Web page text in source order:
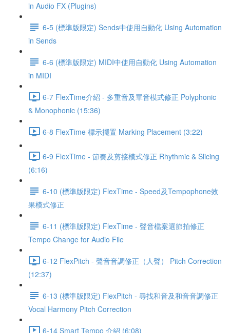
in Audio FX (Plugins)
6-5 (標準版限定) Sends中使用自動化 Using Automation
in Sends
6-6 (標準版限定) MIDI中使用自動化 Using Automation
in MIDI
6-7 FlexTime介紹 - 多重音及單音模式修正 Polyphonic
& Monophonic (15:36)
6-8 FlexTime 標示擺置 Marking Placement (3:22)
6-9 FlexTime - 節奏及剪接模式修正 Rhythmic & Slicing
(6:16)
6-10 (標準版限定) FlexTime - Speed及Tempophone效
果模式修正
6-11 (標準版限定) FlexTime - 聲音檔案選節拍修正
Tempo Change for Audio File
6-12 FlexPitch - 聲音音調修正（人聲） Pitch Correction
(12:37)
6-13 (標準版限定) FlexPitch - 尋找和音及和音音調修正
Vocal Harmony Pitch Correction
6-14 Smart Tempo 介紹 (6:08)